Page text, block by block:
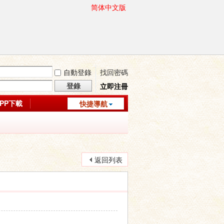
简体中文版
自動登錄
找回密碼
登錄
立即注冊
快捷導航
下載
返回列表